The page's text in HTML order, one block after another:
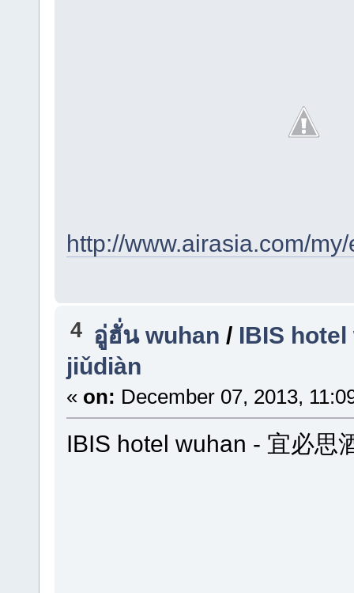
http://www.airasia.com/
4 อู่ฮั่น wuhan / IBIS hotel
jiǔdiàn
« on: December 07, 2013,
IBIS hotel wuhan - 宜必思